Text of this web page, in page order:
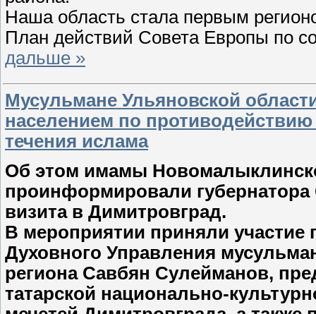
Наша область стала первым
План действий Совета Европы по
дальше »
Мусульмане Ульяновской
населением по
течения ислама
Об этом имамы
проинформировали губернатора
визита в Димитровград.
В мероприятии приняли участие
Духовного Управления
региона Савбян Сулейманов,
татарской национально-